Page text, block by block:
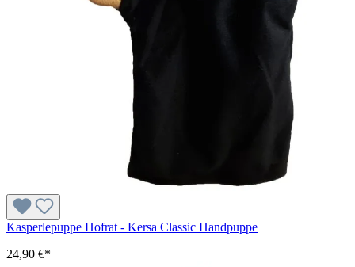
Kasperlepuppe Hofrat - Kersa Classic Handpuppe
24,90 €*